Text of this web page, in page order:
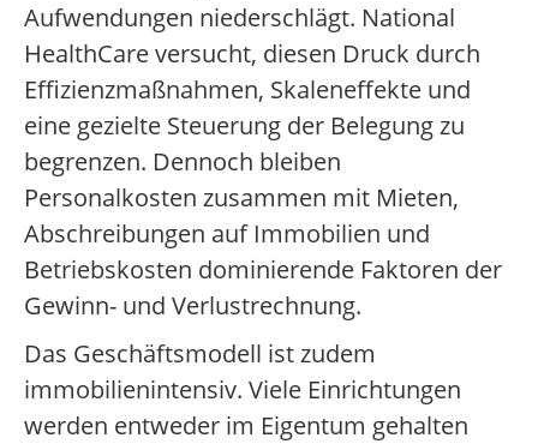
Aufwendungen niederschlägt. National
HealthCare versucht, diesen Druck durch
Effizienzmaßnahmen, Skaleneffekte und
eine gezielte Steuerung der Belegung zu
begrenzen. Dennoch bleiben
Personalkosten zusammen mit Mieten,
Abschreibungen auf Immobilien und
Betriebskosten dominierende Faktoren der
Gewinn- und Verlustrechnung.
Das Geschäftsmodell ist zudem
immobilienintensiv. Viele Einrichtungen
werden entweder im Eigentum gehalten